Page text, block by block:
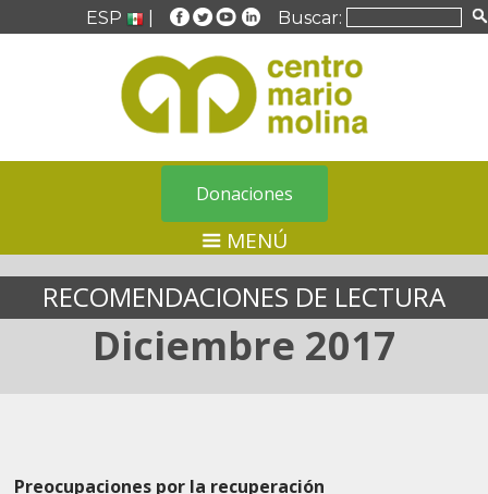
ESP Buscar:
Donaciones
MENÚ
RECOMENDACIONES DE LECTURA
Diciembre 2017
Preocupaciones por la recuperación